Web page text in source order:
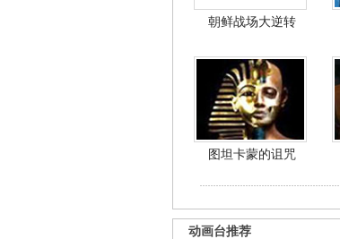
朝鲜战场大逆转
图坦卡蒙的诅咒
动画台推荐